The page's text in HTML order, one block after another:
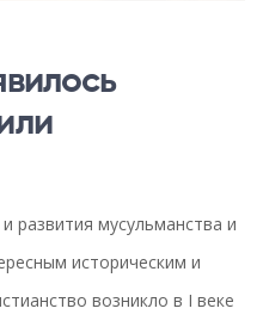
развития мусульманства и
историческим и
возникло в I веке